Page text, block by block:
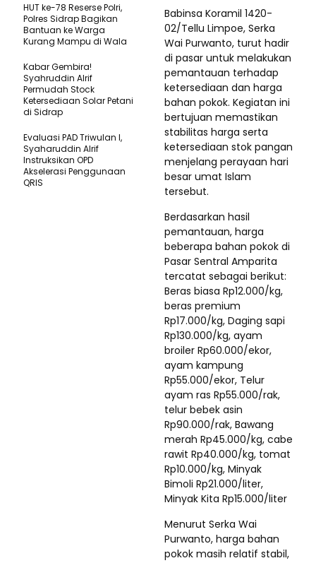
Babinsa Koramil 1420-
02/Tellu Limpoe, Serka
Wai Purwanto, turut hadir
di pasar untuk melakukan
pemantauan terhadap
ketersediaan dan harga
bahan pokok. Kegiatan ini
bertujuan memastikan
stabilitas harga serta
ketersediaan stok pangan
menjelang perayaan hari
besar umat Islam
tersebut.
Berdasarkan hasil
pemantauan, harga
beberapa bahan pokok di
Pasar Sentral Amparita
tercatat sebagai berikut:
Beras biasa Rp12.000/kg,
beras premium
Rp17.000/kg, Daging sapi
Rp130.000/kg, ayam
broiler Rp60.000/ekor,
ayam kampung
Rp55.000/ekor, Telur
ayam ras Rp55.000/rak,
telur bebek asin
Rp90.000/rak, Bawang
merah Rp45.000/kg, cabe
rawit Rp40.000/kg, tomat
Rp10.000/kg, Minyak
Bimoli Rp21.000/liter,
Minyak Kita Rp15.000/liter
Menurut Serka Wai
Purwanto, harga bahan
pokok masih relatif stabil,
HUT ke-78 Reserse Polri,
Polres Sidrap Bagikan
Bantuan ke Warga
Kurang Mampu di Wala
Kabar Gembira!
Syahruddin Alrif
Permudah Stock
Ketersediaan Solar Petani
di Sidrap
Evaluasi PAD Triwulan I,
Syaharuddin Alrif
Instruksikan OPD
Akselerasi Penggunaan
QRIS